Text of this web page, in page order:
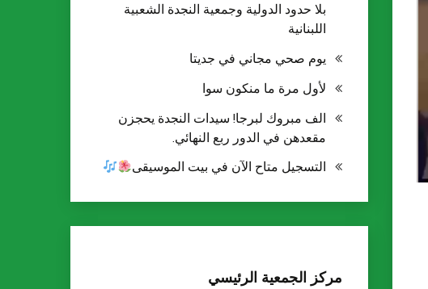
بلا حدود الدولية وجمعية النجدة الشعبية
اللبنانية
يوم صحي مجاني في جديتا
لأول مرة ما منكون سوا
الف مبروك لبرجا! سيدات النجدة يحجزن
مقعدهن في الدور ربع النهائي.
التسجيل متاح الآن في بيت الموسيقى
مركز الجمعية الرئيسي